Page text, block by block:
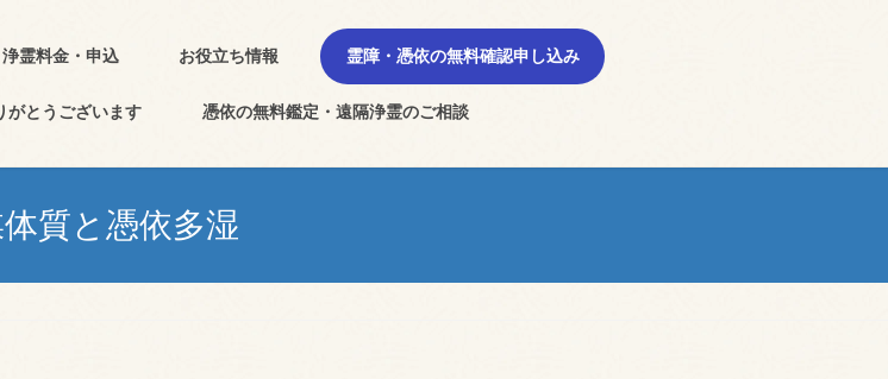
浄霊料金・申込 お役立ち情報 霊障・憑依の無料確認申し込み
がとうございます 憑依の無料鑑定・遠隔浄霊のご相談
質と憑依多湿